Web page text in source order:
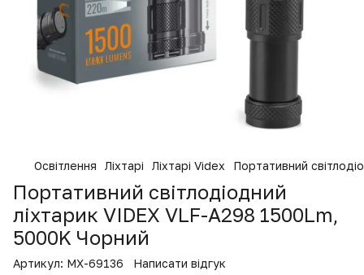
Освітлення Ліхтарі Ліхтарі Videx Портативний
Портативний світлодіодний
ліхтарик VIDEX VLF-A298 1500Lm,
5000K Чорний
Артикул: MX-69136 Написати відгук